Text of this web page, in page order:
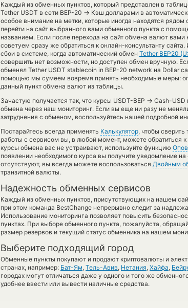
Каждый из обменных пунктов, который представлен в
Tether USDT в сети BEP-20 → Кэш долларами в
особое внимание на метки, которые иногда находятся
перейти на сайт выбранного вами обменного пункта с
названием. Если после перехода на сайт обмена валют
советуем сразу же обратиться к онлайн-консультанту
сбои в системе, когда автоматический обмен Tether BEP20
совершить нет возможности, но доступен обмен вручную.
обменял Tether USDT stablecoin in BEP-20 network на Dollar
помощью мы сумеем вовремя принять необходимые меры:
данный пункт обмена валют из таблицы.
Зачастую получается так, что курсы USDT-BEP → Cash-USD
обмена через наш мониторинг. Если вы еще ни разу не
затруднения с обменом, воспользуйтесь нашей подробной
Постарайтесь всегда применять Калькулятор, чтобы
работы с сервисом вы, в любой момент, можете обратиться к
курсы обмена вас не устраивают, используйте функцию
появлении необходимого курса вы получите уведомление
отсутствуют, вы всегда можете воспользоваться Двойным
транзитной валюты.
Надежность обменных сервисов
Каждый из обменных пунктов, присутствующих на нашем
при этом команда BestChange непрерывно следит за
Использование мониторинга позволяет повысить
пунктах. При выборе обменного пункта, пожалуйста,
размер резервов и текущий статус обменника на нашем
Выберите подходящий город
Обменные пункты покупают и продают криптовалюты и
странах, например: Бат-Ям, Тель-Авив, Нетания, Хайфа,
городах могут отличаться даже у одного и того же
удобнее ввести или вывести наличные средства.